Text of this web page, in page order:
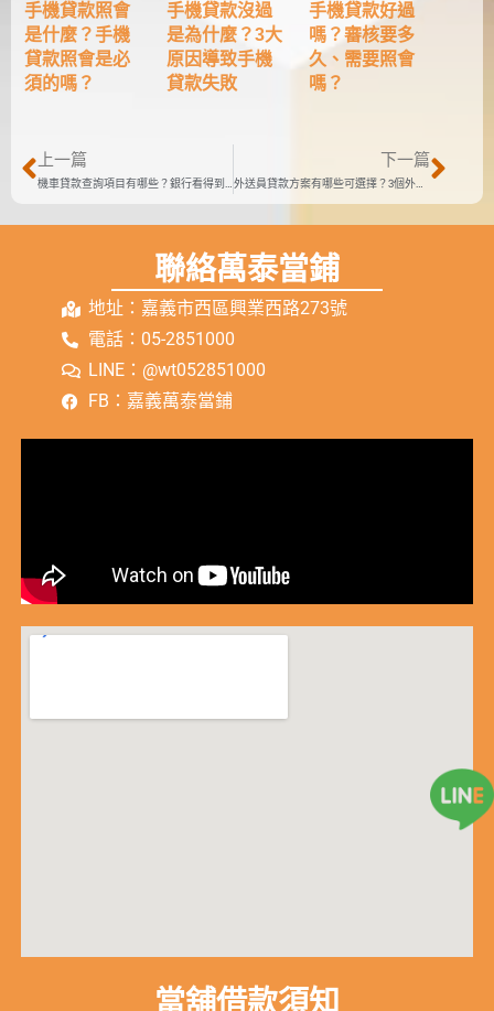
手機貸款照會
是什麼？手機
貸款照會是必
須的嗎？
手機貸款沒過
是為什麼？3大
原因導致手機
貸款失敗
手機貸款好過
嗎？審核要多
久、需要照會
嗎？
上一篇
機車貸款查詢項目有哪些？銀行看得到當舖借款嗎
下一篇
外送員貸款方案有哪些可選擇？3個外送員借款推薦
當舖借款須知
聯絡萬泰當鋪
地址：嘉義市西區興業西路273號
電話：05-2851000
LINE：@wt052851000
FB：嘉義萬泰當鋪